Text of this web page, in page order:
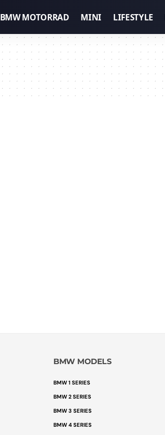
BMW MOTORRAD MINI LIFESTYLE
BMW MODELS
BMW 1 SERIES
BMW 2 SERIES
BMW 3 SERIES
BMW 4 SERIES